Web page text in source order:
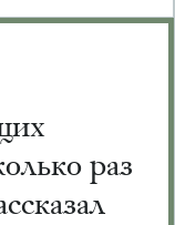
раз